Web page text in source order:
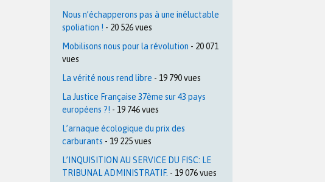
Nous n’échapperons pas à une inéluctable
spoliation ! - 20 526 vues
Mobilisons nous pour la révolution - 20 071
vues
La vérité nous rend libre - 19 790 vues
La Justice Française 37ème sur 43 pays
européens ?! - 19 746 vues
L’arnaque écologique du prix des
carburants - 19 225 vues
L’INQUISITION AU SERVICE DU FISC: LE
TRIBUNAL ADMINISTRATIF. - 19 076 vues